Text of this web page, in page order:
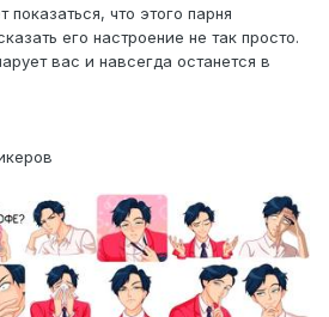
что этого парня
его настроение не так просто.
вас и навсегда останется в